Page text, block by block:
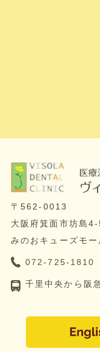
〒562-0013
大阪府箕面市坊島
みのおキューズモ
072-725-1810
千里中央から阪